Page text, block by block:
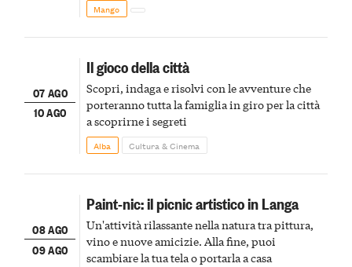
Mango
07 AGO
10 AGO
Il gioco della città
Scopri, indaga e risolvi con le avventure che
porteranno tutta la famiglia in giro per la città
a scoprirne i segreti
Alba Cultura & Cinema
08 AGO
09 AGO
Paint-nic: il picnic artistico in Langa
Un'attività rilassante nella natura tra pittura,
vino e nuove amicizie. Alla fine, puoi
scambiare la tua tela o portarla a casa